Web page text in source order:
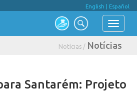
English Español
Notícias / Notícias
Santarém: Projeto